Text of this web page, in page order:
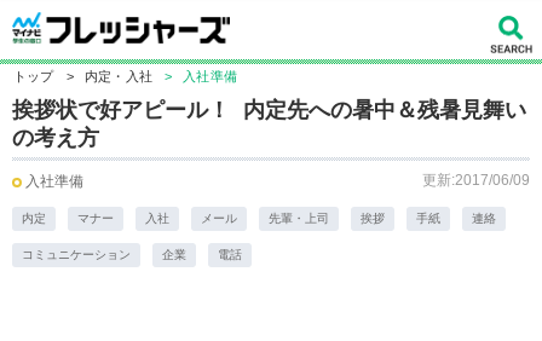
トップ > 内定・入社 > 入社準備
挨拶状で好アピール！ 内定先への暑中＆残暑見舞い
の考え方
入社準備 更新:2017/06/09
内定 マナー 入社 メール 先輩・上司 挨拶 手紙 連絡
コミュニケーション 企業 電話